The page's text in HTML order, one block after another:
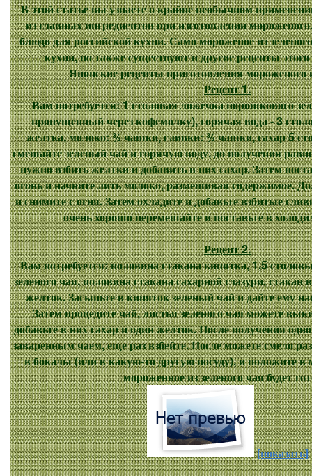
В этой статье вы узнаете о крайне необычном
из главных ингредиентов при изготовлении
блюдо для российской кухни. Само мороженое из
кухни, но также существуют и другие рецепты
Японские рецепты приготовления мороженого
Рецепт 1.
Вам потребуется: 1 столовая ложечка порошкового
пропущенный через кофемолку), горячая вода - 3
желтка, молоко: ¾ чашки, сливки: ¾ чашки, сахар 5
смешайте зеленый чай и горячую воду, до получения
нужно взбить желтки и добавить в них сахар. Затем
огонь и начните лить молоко, размешивая содержимое.
и снимите с огня. Затем охладите и добавьте взбитые
очень хорошо перемешайте и поставьте в
Рецепт 2.
Вам потребуется: половина стакана кипятка, 1,5
зеленого чая, половина стакана сахарной глазури,
желток. Засыпьте в кипяток зеленый чай и дайте ему
Затем процедите чай, листья зеленого чая можете
добавьте в них сахар и один желток. После получения
заваренным чаем, еще раз взбейте. После можете смело
в бокалы (или в какую-то другую посуду), и положите в
мороженное из зеленого чая будет
[показать]